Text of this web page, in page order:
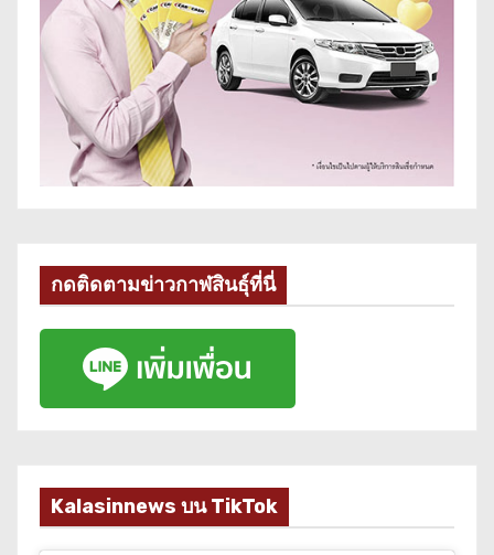
กดติดตามข่าวกาฬสินธุ์ที่นี่
Kalasinnews บน TikTok